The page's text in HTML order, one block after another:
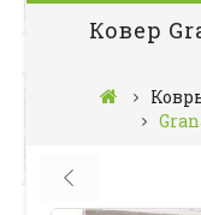
Ковер